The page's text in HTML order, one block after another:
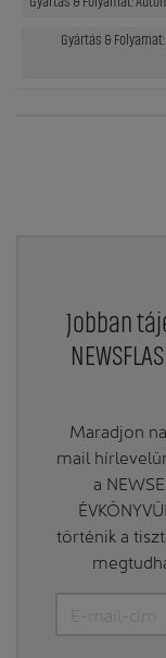
Gyártás &
Jobban
Maradjon
mail
a
történik a